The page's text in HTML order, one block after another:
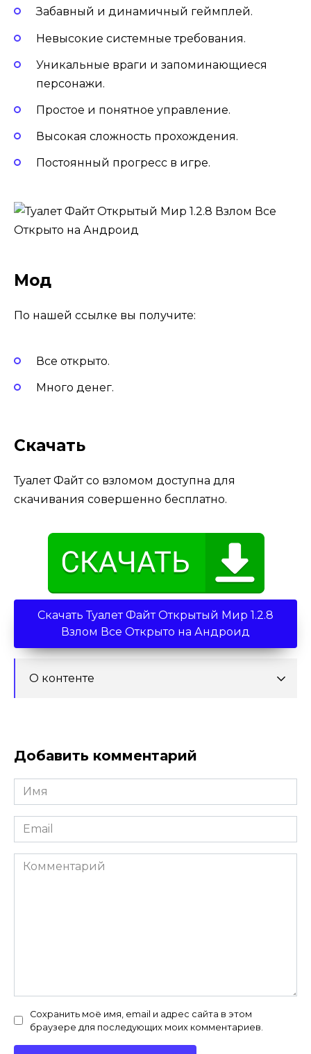
Забавный и динамичный геймплей.
Невысокие системные требования.
Уникальные враги и запоминающиеся
персонажи.
Простое и понятное управление.
Высокая сложность прохождения.
Постоянный прогресс в игре.
Мод
По нашей ссылке вы получите:
Все открыто.
Много денег.
Скачать
Туалет Файт со взломом доступна для
скачивания совершенно бесплатно.
Скачать Туалет Файт Открытый Мир 1.2.8
Взлом Все Открыто на Андроид
О контенте
Добавить комментарий
Имя
*
Email
*
Комментарий
Сохранить моё имя, email и адрес сайта в этом
браузере для последующих моих комментариев.